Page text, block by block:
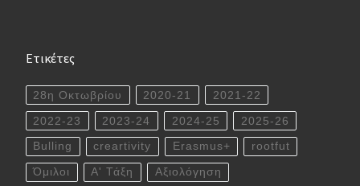
Ετικέτες
28η Οκτωβρίου 2020-21 2021-22
2022-23 2023-24 2024-25 2025-26
Bulling creartivity Erasmus+ rootfut
Όμιλοι Α' Τάξη Αξιολόγηση